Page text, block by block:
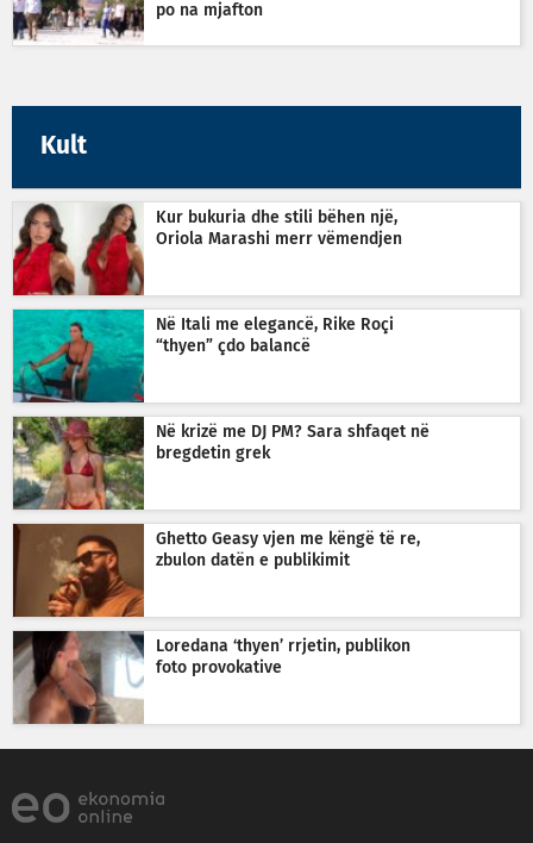
po na mjafton
Kult
Kur bukuria dhe stili bëhen një,
Oriola Marashi merr vëmendjen
Në Itali me elegancë, Rike Roçi
“thyen” çdo balancë
Në krizë me DJ PM? Sara shfaqet në
bregdetin grek
Ghetto Geasy vjen me këngë të re,
zbulon datën e publikimit
Loredana ‘thyen’ rrjetin, publikon
foto provokative